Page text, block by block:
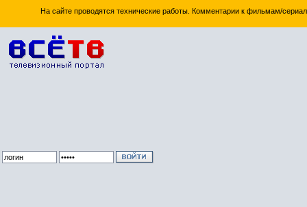
На сайте проводятся технические работы. Комментарии к фильмам/